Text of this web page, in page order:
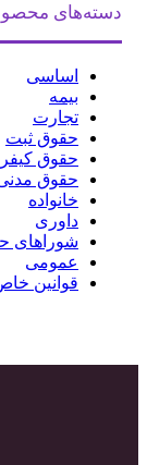
دسته‌های
اساسی
بیمه
تجارت
حقوق ثبت
حقوق
حقوق
خانواده
داوری
شوراهای
عمومی
قوانین